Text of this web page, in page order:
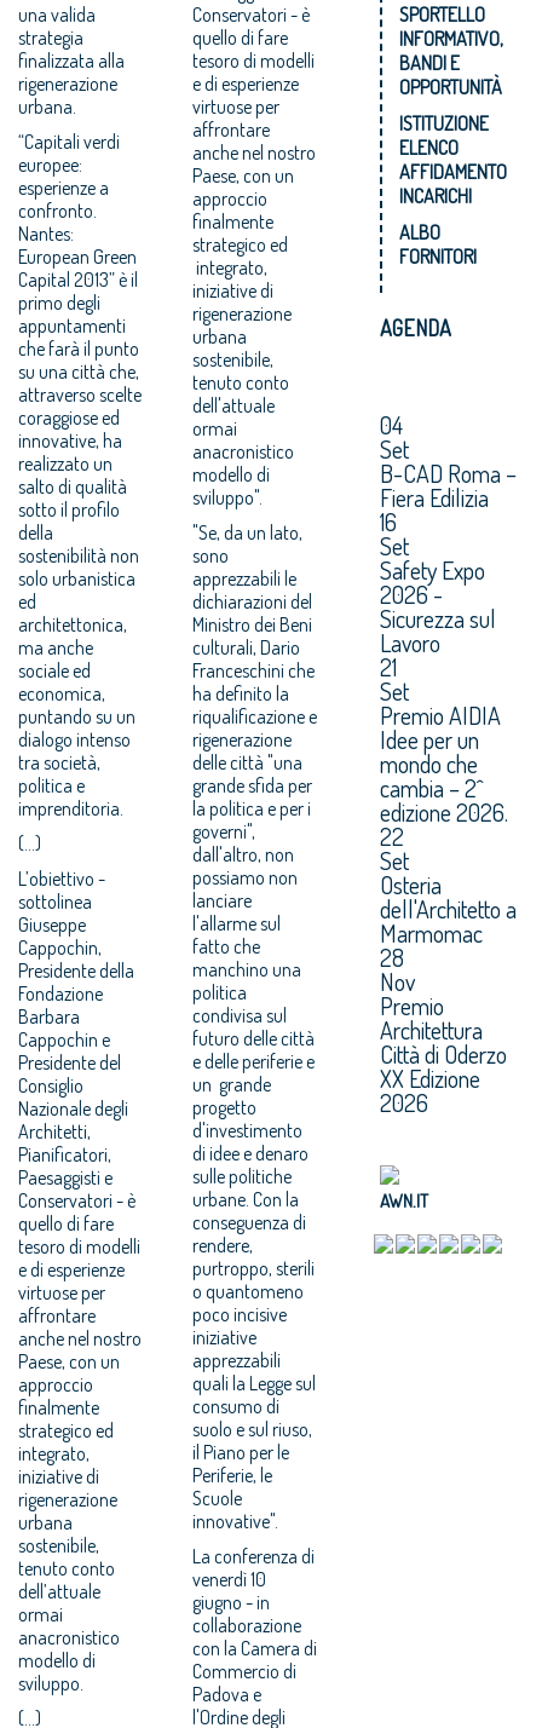
una valida
strategia
finalizzata alla
rigenerazione
urbana.
“Capitali verdi
europee:
esperienze a
confronto.
Nantes:
European Green
Capital 2013” è il
primo degli
appuntamenti
che farà il punto
su una città che,
attraverso scelte
coraggiose ed
innovative, ha
realizzato un
salto di qualità
sotto il profilo
della
sostenibilità non
solo urbanistica
ed
architettonica,
ma anche
sociale ed
economica,
puntando su un
dialogo intenso
tra società,
politica e
imprenditoria.
(...)
L’obiettivo -
sottolinea
Giuseppe
Cappochin,
Presidente della
Fondazione
Barbara
Cappochin e
Presidente del
Consiglio
Nazionale degli
Architetti,
Pianificatori,
Paesaggisti e
Conservatori - è
quello di fare
tesoro di modelli
e di esperienze
virtuose per
affrontare
anche nel nostro
Paese, con un
approccio
finalmente
strategico ed
integrato,
iniziative di
rigenerazione
urbana
sostenibile,
tenuto conto
dell’attuale
ormai
anacronistico
modello di
sviluppo.
(...)
Conservatori - è
quello di fare
tesoro di modelli
e di esperienze
virtuose per
affrontare
anche nel nostro
Paese, con un
approccio
finalmente
strategico ed
integrato,
iniziative di
rigenerazione
urbana
sostenibile,
tenuto conto
dell'attuale
ormai
anacronistico
modello di
sviluppo".
"Se, da un lato,
sono
apprezzabili le
dichiarazioni del
Ministro dei Beni
culturali, Dario
Franceschini che
ha definito la
riqualificazione e
rigenerazione
delle città "una
grande sfida per
la politica e per i
governi",
dall'altro, non
possiamo non
lanciare
l'allarme sul
fatto che
manchino una
politica
condivisa sul
futuro delle città
e delle periferie e
un grande
progetto
d'investimento
di idee e denaro
sulle politiche
urbane. Con la
conseguenza di
rendere,
purtroppo, sterili
o quantomeno
poco incisive
iniziative
apprezzabili
quali la Legge sul
consumo di
suolo e sul riuso,
il Piano per le
Periferie, le
Scuole
innovative".
La conferenza di
venerdì 10
giugno - in
collaborazione
con la Camera di
Commercio di
Padova e
l'Ordine degli
SPORTELLO
INFORMATIVO,
BANDI E
OPPORTUNITÀ
ISTITUZIONE
ELENCO
AFFIDAMENTO
INCARICHI
ALBO
FORNITORI
AGENDA
04
Set
B-CAD Roma –
Fiera Edilizia
16
Set
Safety Expo
2026 -
Sicurezza sul
Lavoro
21
Set
Premio AIDIA
Idee per un
mondo che
cambia – 2^
edizione 2026.
22
Set
Osteria
dell'Architetto a
Marmomac
28
Nov
Premio
Architettura
Città di Oderzo
XX Edizione
2026
AWN.IT